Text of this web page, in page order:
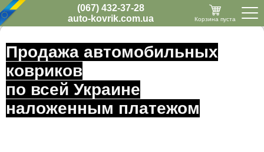
(067) 432-37-28
auto-kovrik.com.ua
Корзина пуста
Продажа автомобильных
ковриков
по всей Украине
наложенным платежом